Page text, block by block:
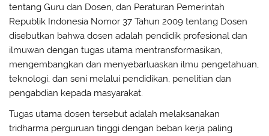
tentang Guru dan Dosen, dan Peraturan Pemerintah
Republik Indonesia Nomor 37 Tahun 2009 tentang Dosen
disebutkan bahwa dosen adalah pendidik profesional dan
ilmuwan dengan tugas utama mentransformasikan,
mengembangkan dan menyebarluaskan ilmu pengetahuan,
teknologi, dan seni melalui pendidikan, penelitian dan
pengabdian kepada masyarakat.
Tugas utama dosen tersebut adalah melaksanakan
tridharma perguruan tinggi dengan beban kerja paling